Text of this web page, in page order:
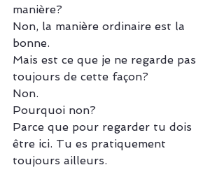
manière?
Non, la manière ordinaire est la
bonne.
Mais est ce que je ne regarde pas
toujours de cette façon?
Non.
Pourquoi non?
Parce que pour regarder tu dois
être ici. Tu es pratiquement
toujours ailleurs.